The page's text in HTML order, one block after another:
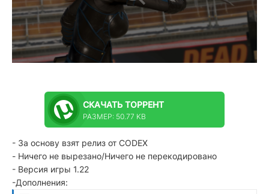
СКАЧАТЬ ТОРРЕНТ
РАЗМЕР: 50.77 KB
- За основу взят релиз от CODEX
- Ничего не вырезано/Ничего не перекодировано
- Версия игры 1.22
-Дополнения: